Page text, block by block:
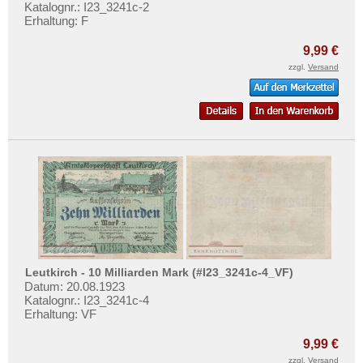
Orte mit V...
Orte mit W...
Katalognr.: I23_3241c-2
Erhaltung: F
9,99 €
zzgl. Versand
Leutkirch - 10 Milliarden Mark (#I23_3241c-4_VF)
Datum: 20.08.1923
Katalognr.: I23_3241c-4
Erhaltung: VF
9,99 €
zzgl. Versand